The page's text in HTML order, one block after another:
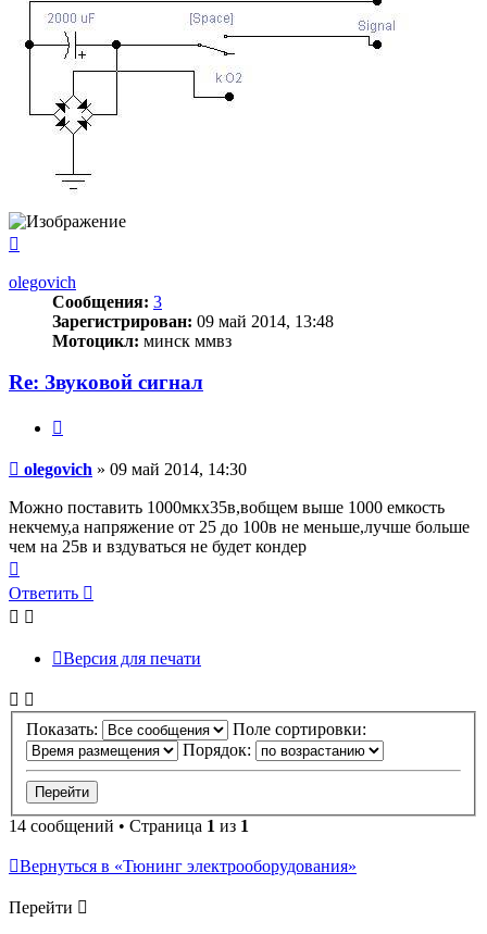
началу
olegovich
Сообщения: 3
Зарегистрирован: 09 май 2014, 13:48
Мотоцикл: минск ммвз
Re: Звуковой сигнал
Сообщение
olegovich » 09 май 2014, 14:30
Можно поставить 1000мкx35в,вобщем выше 1000 емкость
некчему,а напряжение от 25 до 100в не меньше,лучше больше
чем на 25в и вздуваться не будет кондер
к
началу
Ответить
Версия для печати
Показать:
Поле сортировки:
Порядок:
14 сообщений • Страница 1 из 1
Вернуться в «Тюнинг электрооборудования»
Перейти